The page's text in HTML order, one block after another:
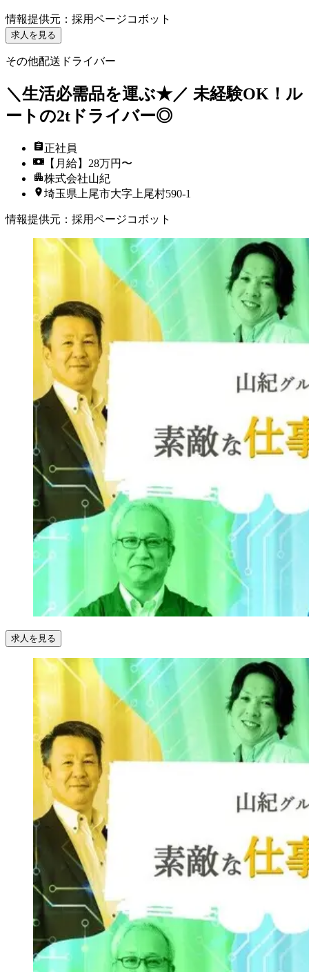
情報提供元 ： 採用ページコボット
求人を見る
その他配送ドライバー
＼生活必需品を運ぶ★／ 未経験OK！ル
ートの2tドライバー◎
正社員
【月給】28万円〜
株式会社山紀
埼玉県上尾市大字上尾村590-1
情報提供元 ： 採用ページコボット
求人を見る